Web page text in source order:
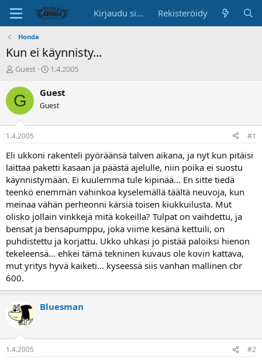
Kirjaudu sisään Rekisteröidy
Honda
Kun ei käynnisty...
K
s
k
s
t
e
u
n
a
l
o
i
t
t
a
j
a
Guest
A
o
t
p
ä
v
ä
1.4.2005
G Guest
Guest
1.4.2005 #1
Eli ukkoni rakenteli pyöräänsä talven aikana, ja nyt kun pitäisi
laittaa paketti kasaan ja päästä ajelulle, niin poika ei suostu
käynnistymään. Ei kuulemma tule kipinää... En sitte tiedä
teenkö enemmän vahinkoa kyselemällä täältä neuvoja, kun
meinaa vähän perheonni kärsiä toisen kiukkuilusta. Mut
olisko jollain vinkkejä mitä kokeilla? Tulpat on vaihdettu, ja
bensat ja bensapumppu, joka viime kesänä kettuili, on
puhdistettu ja korjattu. Ukko uhkasi jo pistää paloiksi hienon
tekeleensä... ehkei tämä tekninen kuvaus ole kovin kattava,
mut yritys hyvä kaiketi... kyseessä siis vanhan mallinen cbr
600.
Bluesman
1.4.2005 #2